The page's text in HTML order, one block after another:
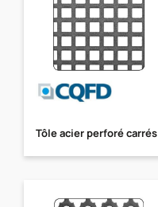
Tôle acier perforé carrés